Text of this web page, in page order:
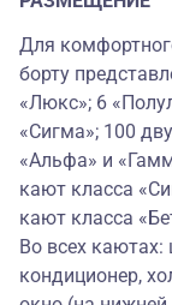
Для
борту
«Люкс»; 6
«Сигма»; 100
«Альфа» и
кают класса
кают класса
Во всех
кондиционер,